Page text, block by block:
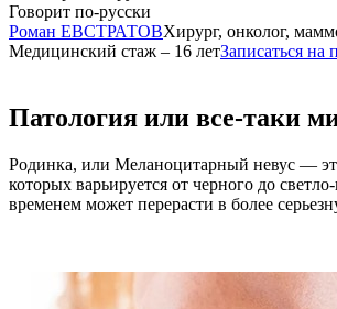
Говорит по-русски
Роман ЕВСТРАТОВХирург, онколог,
Медицинский стаж – 16 летЗаписаться на
Патология или все-таки
Родинка, или Меланоцитарный невус —
которых варьируется от черного до
временем может перерасти в более